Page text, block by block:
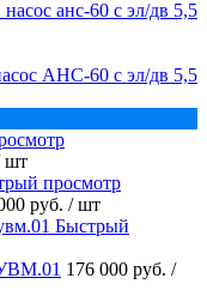
АНС-60 с эл/дв 5,5
шт
просмотр
руб. / шт
Быстрый
176 000 руб. /